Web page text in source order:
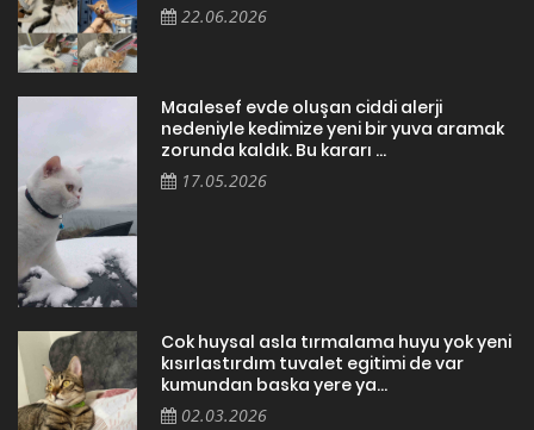
22.06.2026
Maalesef evde oluşan ciddi alerji
nedeniyle kedimize yeni bir yuva aramak
zorunda kaldık. Bu kararı ...
17.05.2026
Cok huysal asla tırmalama huyu yok yeni
kısırlastırdım tuvalet egitimi de var
kumundan baska yere ya...
02.03.2026